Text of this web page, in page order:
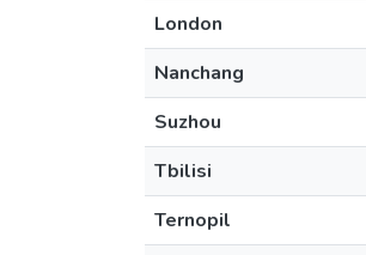
London
Nanchang
Suzhou
Tbilisi
Ternopil